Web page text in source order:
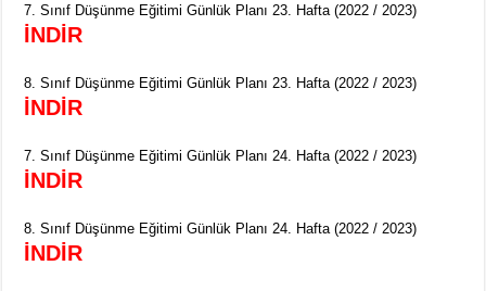
7. Sınıf Düşünme Eğitimi Günlük Planı 23. Hafta (2022 / 2023)
İNDİR
8. Sınıf Düşünme Eğitimi Günlük Planı 23. Hafta (2022 / 2023)
İNDİR
7. Sınıf Düşünme Eğitimi Günlük Planı 24. Hafta (2022 / 2023)
İNDİR
8. Sınıf Düşünme Eğitimi Günlük Planı 24. Hafta (2022 / 2023)
İNDİR